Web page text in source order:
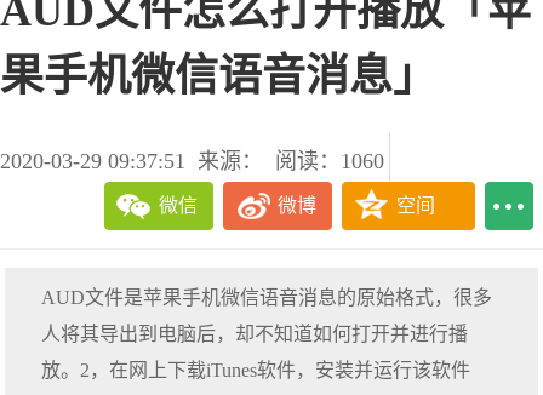
AUD文件怎么打开播放「苹
果手机微信语音消息」
2020-03-29 09:37:51 来源： 阅读：1060
微信 微博 空间
AUD文件是苹果手机微信语音消息的原始格式，很多
人将其导出到电脑后，却不知道如何打开并进行播
放。2，在网上下载iTunes软件，安装并运行该软件